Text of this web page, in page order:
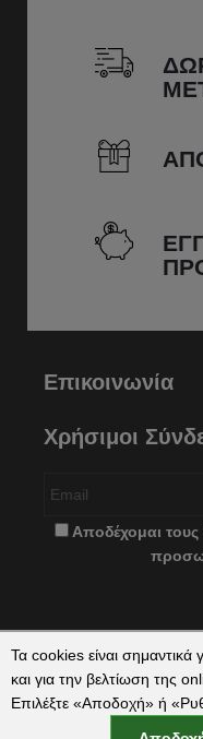
Επικοινωνία
Χρήσιμοι
Αποδέχομαι τους
Copyright © 2026
Τα cookies είναι σημαντικά
και για την βελτίωση της
Επιλέξτε «Αποδοχή» ή